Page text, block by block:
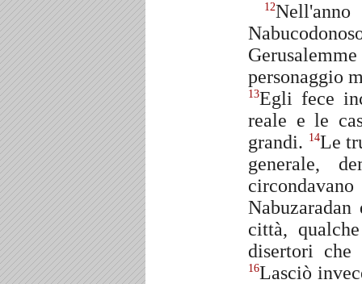
12
personaggio
13Egli fece
reale e le
grandi. 14Le
generale,
città,
disertori che
16Lasciò